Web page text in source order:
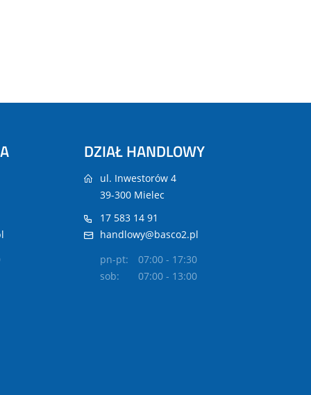
DZIAŁ HANDLOWY
ul. Inwestorów 4
39-300 Mielec
17 583 14 91
handlowy@basco2.pl
pn-pt:
07:00 - 17:30
sob:
07:00 - 13:00